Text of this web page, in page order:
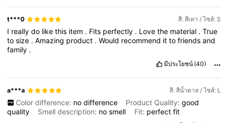
t***0 สี: สีเทา / ไซส์: S
I reallydo likethis item . Fits perfectly . Lovethe material .True
tosize .Amazing product .Would recommend ittofriendsand
family .
มีประโยชน์ (40)
a***a สี: สีน้ำตาล / ไซส์: L
Color difference: no difference Product Quality: good
quality
Smell description: nosmell Fit: perfect fit